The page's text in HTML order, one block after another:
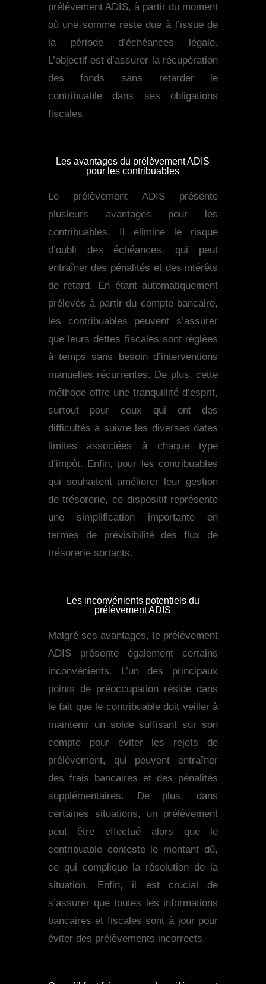
prélèvement ADIS, à partir du moment
où une somme reste due à l’issue de
la période d’échéances légale.
L’objectif est d’assurer la récupération
des fonds sans retarder le
contribuable dans ses obligations
fiscales.
Les avantages du prélèvement ADIS
pour les contribuables
Le prélèvement ADIS présente
plusieurs avantages pour les
contribuables. Il élimine le risque
d’oubli des échéances, qui peut
entraîner des pénalités et des intérêts
de retard. En étant automatiquement
prélevés à partir du compte bancaire,
les contribuables peuvent s’assurer
que leurs dettes fiscales sont réglées
à temps sans besoin d’interventions
manuelles récurrentes. De plus, cette
méthode offre une tranquillité d’esprit,
surtout pour ceux qui ont des
difficultés à suivre les diverses dates
limites associées à chaque type
d’impôt. Enfin, pour les contribuables
qui souhaitent améliorer leur gestion
de trésorerie, ce dispositif représente
une simplification importante en
termes de prévisibilité des flux de
trésorerie sortants.
Les inconvénients potentiels du
prélèvement ADIS
Malgré ses avantages, le prélèvement
ADIS présente également certains
inconvénients. L’un des principaux
points de préoccupation réside dans
le fait que le contribuable doit veiller à
maintenir un solde suffisant sur son
compte pour éviter les rejets de
prélèvement, qui peuvent entraîner
des frais bancaires et des pénalités
supplémentaires. De plus, dans
certaines situations, un prélèvement
peut être effectué alors que le
contribuable conteste le montant dû,
ce qui complique la résolution de la
situation. Enfin, il est crucial de
s’assurer que toutes les informations
bancaires et fiscales sont à jour pour
éviter des prélèvements incorrects.